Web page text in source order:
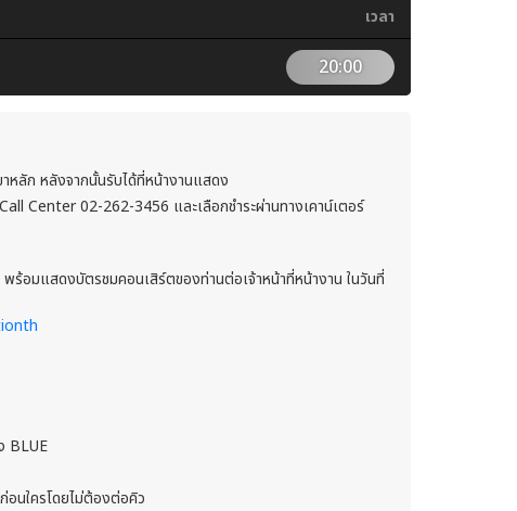
เวลา
20:00
ลัก หลังจากนั้นรับได้ที่หน้างานแสดง
Center 02-262-3456 และเลือกชำระผ่านทางเคาน์เตอร์
อมแสดงบัตรชมคอนเสิร์ตของท่านต่อเจ้าหน้าที่หน้างาน ในวันที่
BLUE
อนใครโดยไม่ต้องต่อคิว